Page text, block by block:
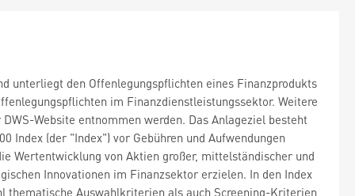
unterliegt den Offenlegungspflichten eines Finanzprodukts
im Finanzdienstleistungssektor. Weitere
Website entnommen werden. Das Anlageziel besteht
Index (der "Index") vor Gebühren und Aufwendungen
Wertentwicklung von Aktien großer, mittelständischer und
Innovationen im Finanzsektor erzielen. In den Index
thematische Auswahlkriterien als auch Screening-Kriterien